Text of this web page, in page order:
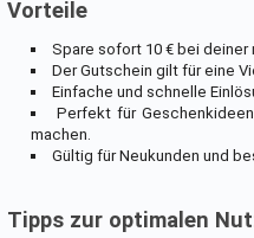
Vorteile
Spare sofort 10 € bei
Der Gutschein gilt für eine
Einfache und schnelle
Perfekt für
machen.
Gültig für Neukunden und
Tipps zur optimalen